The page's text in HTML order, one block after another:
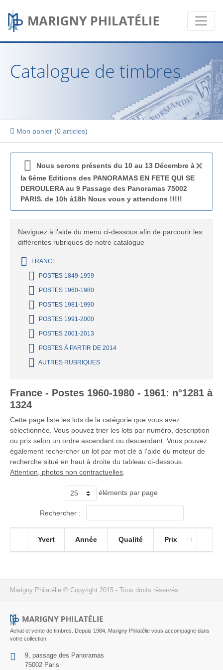
Catalogue de timbres
Mon panier (0 articles)
×
Nous serons présents du 10 au 13 Décembre à
la 6éme Editions des PANORAMAS EN FETE QUI SE
DEROULERA au 9 Passage des Panoramas 75002
PARIS. de 10h à18h Nous vous y attendons !!!!!
Naviguez à l'aide du menu ci-dessous afin de parcourir les
différentes rubriques de notre catalogue
FRANCE
POSTES 1849-1959
POSTES 1960-1980
POSTES 1981-1990
POSTES 1991-2000
POSTES 2001-2013
POSTES À PARTIR DE 2014
AUTRES RUBRIQUES
France - Postes 1960-1980 - 1961: n°1281 à
1324
Cette page liste les lots de la catégorie que vous avez
sélectionnée. Vous pouvez trier les lots par numéro, description
ou prix selon un ordre ascendant ou descendant. Vous pouvez
également rechercher un lot par mot clé à l'aide du moteur de
recherche situé en haut à droite du tableau ci-dessous.
Attention, photos non contractuelles
éléments par page
Rechercher :
Yvert Année Qualité Prix
Marigny Philatélie © Copyright 2015 - Tous droits réservés
Achat et vente de timbres. Depuis 1984, Marigny Philatélie vous accompagne dans
votre collection.
9, passage des Panoramas
75002 Paris